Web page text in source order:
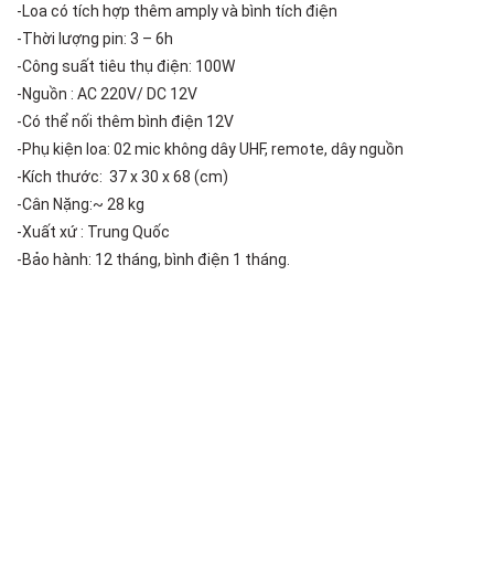
-Loa có tích hợp thêm amply và bình tích điện
-Thời lượng pin: 3 – 6h
-Công suất tiêu thụ điện: 100W
-Nguồn : AC 220V/ DC 12V
-Có thể nối thêm bình điện 12V
-Phụ kiện loa: 02 mic không dây UHF, remote, dây nguồn
-Kích thước: 37 x 30 x 68 (cm)
-Cân Nặng:~ 28 kg
-Xuất xứ : Trung Quốc
-Bảo hành: 12 tháng, bình điện 1 tháng.